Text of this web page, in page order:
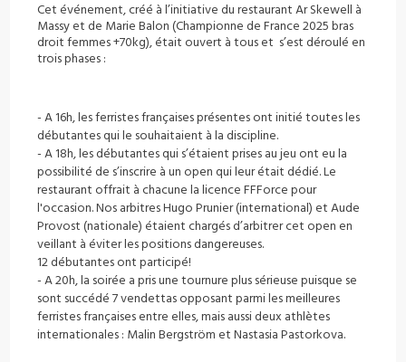
Cet événement, créé à l’initiative du restaurant Ar Skewell à
Massy et de Marie Balon (Championne de France 2025 bras
droit femmes +70kg), était ouvert à tous et s’est déroulé en
trois phases :
-A 16h, les ferristes françaises présentes ont initié toutes les
débutantes qui le souhaitaient à la discipline.
-A 18h, les débutantes qui s’étaient prises au jeu ont eu la
possibilité de s’inscrire à un open qui leur était dédié. Le
restaurant offrait àchacune la licence FFForce pour
l'occasion. Nos arbitres Hugo Prunier (international) et Aude
Provost (nationale) étaient chargés d’arbitrer cet open en
veillant à éviter les positions dangereuses.
12 débutantes ont participé!
-A 20h, la soirée a pris une tournure plus sérieuse puisque se
sont succédé 7 vendettas opposant parmi les meilleures
ferristes françaises entre elles, mais aussi deux athlètes
internationales : Malin Bergström et Nastasia Pastorkova.